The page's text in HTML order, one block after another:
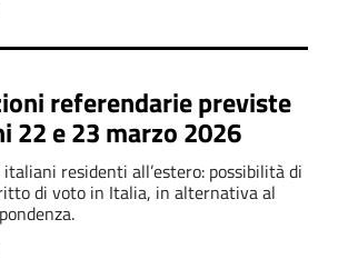
referendarie previste
22 e 23 marzo 2026
residenti all’estero: possibilità di
di voto in Italia, in alternativa al